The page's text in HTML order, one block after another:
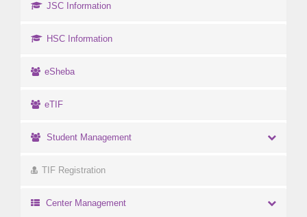
JSC Information
HSC Information
eSheba
eTIF
Student Management
TIF Registration
Center Management